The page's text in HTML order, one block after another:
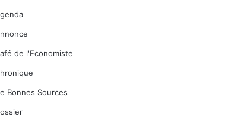
de l'Economiste
Bonnes Sources